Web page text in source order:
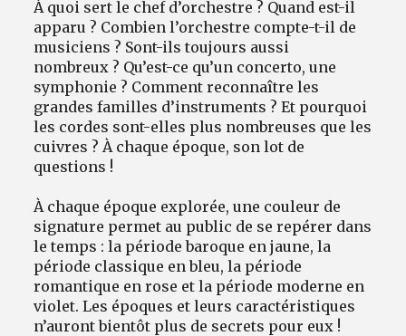
À quoi sert le chef d’orchestre ? Quand est-il
apparu ? Combien l’orchestre compte-t-il de
musiciens ? Sont-ils toujours aussi
nombreux ? Qu’est-ce qu’un concerto, une
symphonie ? Comment reconnaître les
grandes familles d’instruments ? Et pourquoi
les cordes sont-elles plus nombreuses que les
cuivres ? À chaque époque, son lot de
questions !
À chaque époque explorée, une couleur de
signature permet au public de se repérer dans
le temps : la période baroque en jaune, la
période classique en bleu, la période
romantique en rose et la période moderne en
violet. Les époques et leurs caractéristiques
n’auront bientôt plus de secrets pour eux !